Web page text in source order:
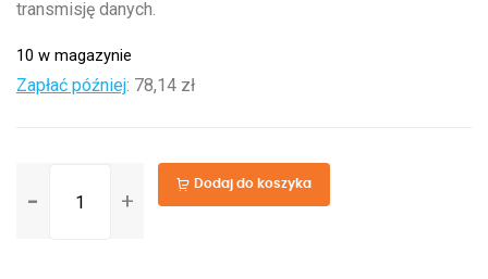
transmisję danych.
10 w magazynie
Zapłać później: 78,14 zł
VE.Can
Dodaj do koszyka